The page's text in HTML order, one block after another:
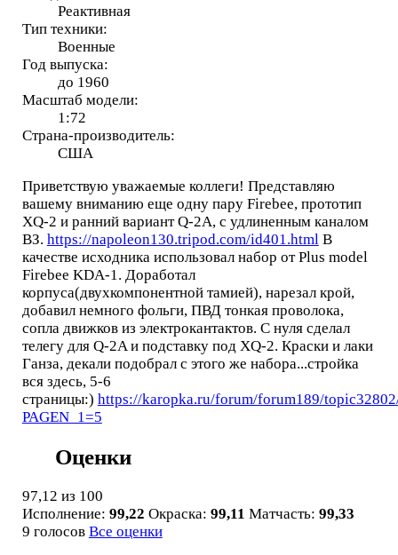
Реактивная
Тип техники:
Военные
Год выпуска:
до 1960
Масштаб модели:
1:72
Страна-производитель:
США
Приветствую уважаемые коллеги! Представляю
вашему вниманию еще одну пару Firebee, прототип
XQ-2 и ранний вариант Q-2A, с удлиненным каналом
ВЗ. https://napoleon130.tripod.com/id401.html В
качестве исходника использовал набор от Plus model
Firebee KDA-1. Доработал
корпуса(двухкомпонентной тамией), нарезал крой,
добавил немного фольги, ПВД тонкая проволока,
сопла движков из электрокантактов. С нуля сделал
телегу для Q-2A и подставку под XQ-2. Краски и лаки
Ганза, декали подобрал с этого же набора...стройка
вся здесь, 5-6
страницы:) https://karopka.ru/forum/forum189/
PAGEN_1=5
Оценки
97,12 из 100
Исполнение: 99,22 Окраска: 99,11 Матчасть: 99,33
9 голосов Все оценки